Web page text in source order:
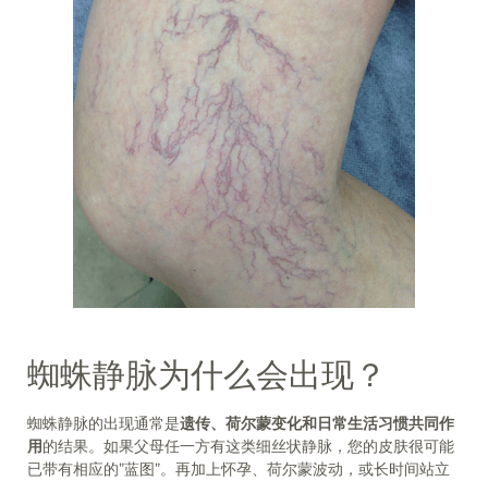
蜘蛛静脉为什么会出现？
蜘蛛静脉的出现通常是遗传、荷尔蒙变化和日常生活习惯共同作
用的结果。如果父母任一方有这类细丝状静脉，您的皮肤很可能
已带有相应的”蓝图”。再加上怀孕、荷尔蒙波动，或长时间站立